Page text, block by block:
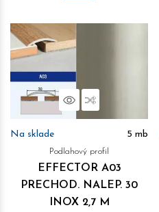
NáhľadPorovnať
Na sklade 5 mb
Podlahový profil
EFFECTOR A03
PRECHOD. NALEP. 30
INOX 2,7 M